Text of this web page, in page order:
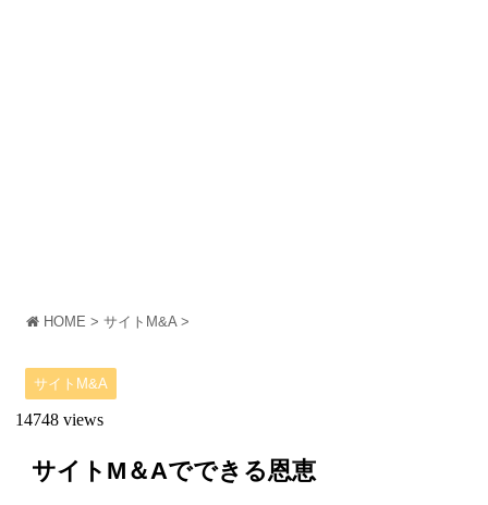
HOME > サイトM&A >
サイトM&A
14748 views
サイトM＆Aでできる恩恵